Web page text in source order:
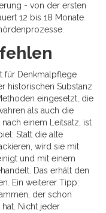
- von der ersten
12 bis 18 Monate.
für Denkmalpflege
historischen Substanz
eingesetzt, die
als auch die
einem Leitsatz, ist
Statt die alte
wird sie mit
und mit einem
Das erhält den
Ein weiterer Tipp:
der schon
Nicht jeder